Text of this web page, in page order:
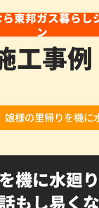
東邦ガス暮らし
ン
工事例
娘様の里帰りを機
機に水廻
もし易く